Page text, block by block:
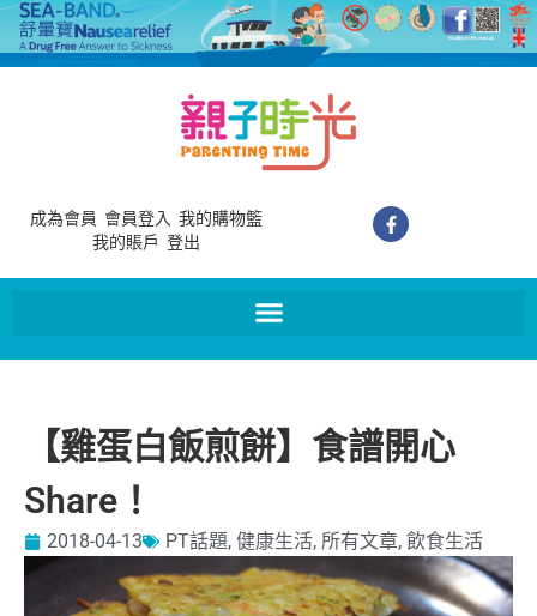
成為會員 會員登入 我的購物籃
我的賬戶 登出
【雞蛋白飯煎餅】食譜開心
Share！
2018-04-13 PT話題, 健康生活, 所有文章, 飲食生活